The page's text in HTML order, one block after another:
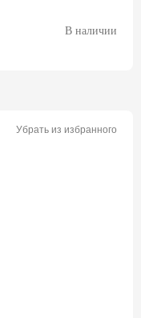
В наличии
Убрать из избранного